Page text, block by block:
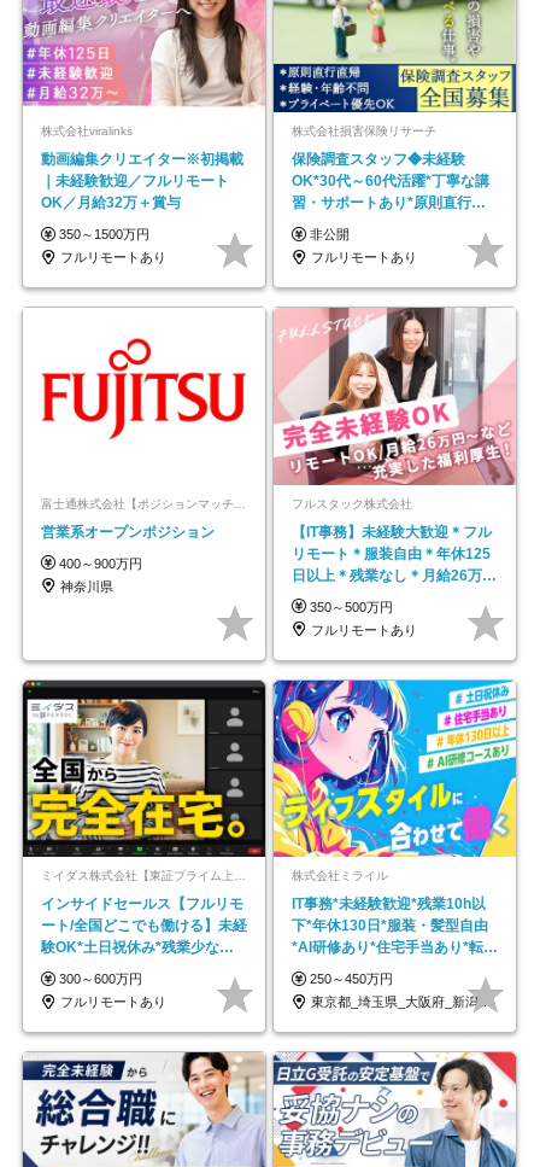
株式会社viralinks
動画編集クリエイター※初掲載
｜未経験歓迎／フルリモート
OK／月給32万＋賞与
350～1500万円
フルリモートあり
株式会社損害保険リサーチ
保険調査スタッフ◆未経験
OK*30代～60代活躍*丁寧な講
習・サポートあり*原則直行直
帰／全国募集・業務委託
非公開
フルリモートあり
営業系オープンポジション
400～900万円
神奈川県
フルスタック株式会社
【IT事務】未経験大歓迎＊フル
リモート＊服装自由＊年休125
日以上＊残業なし＊月給26万円
以上
350～500万円
フルリモートあり
インサイドセールス【フルリモ
ート/全国どこでも働ける】未経
験OK*土日祝休み*残業少なめ*
在宅勤務手当あり
300～600万円
フルリモートあり
株式会社ミライル
IT事務*未経験歓迎*残業10h以
下*年休130日*服装・髪型自由
*AI研修あり*住宅手当あり*転勤
なし
250～450万円
東京都_埼玉県_大阪府_新潟県_福岡県